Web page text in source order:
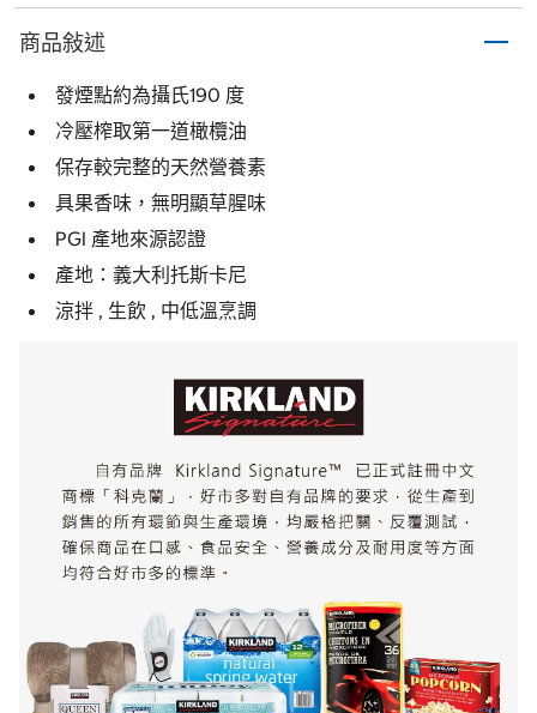
商品敍述
發煙點約為攝氏190 度
冷壓榨取第一道橄欖油
保存較完整的天然營養素
具果香味，無明顯草腥味
PGI 產地來源認證
產地：義大利托斯卡尼
涼拌 , 生飲 , 中低溫烹調